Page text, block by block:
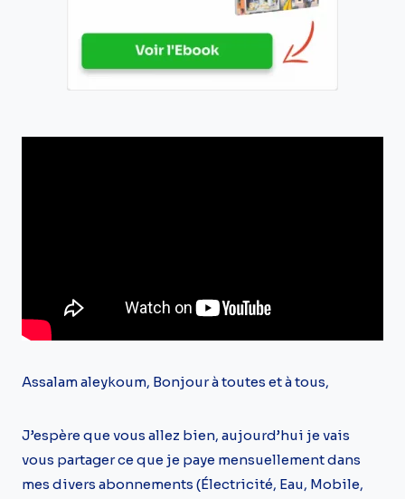
Assalam aleykoum, Bonjour à toutes et à tous,
J’espère que vous allez bien, aujourd’hui je vais
vous partager ce que je paye mensuellement dans
mes divers abonnements (Électricité, Eau, Mobile,